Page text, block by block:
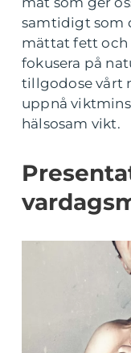
samtidigt som
mättat fett och
fokusera på
tillgodose vårt
uppnå
hälsosam vikt.